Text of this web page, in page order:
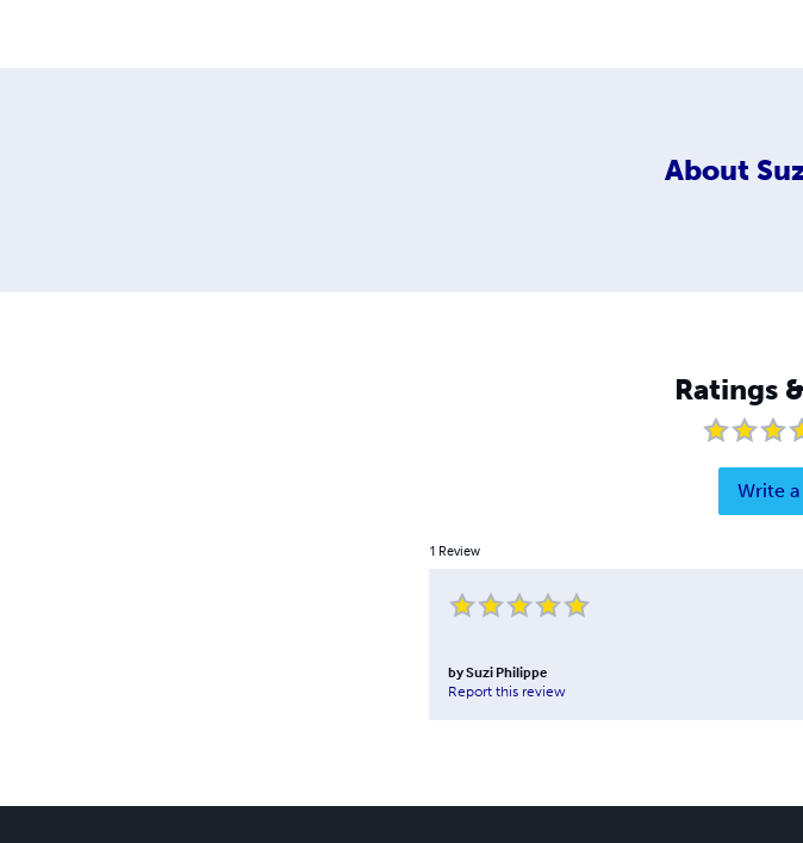
About
Ratings
Write
1 Review
bySuzi Philippe
Report this review